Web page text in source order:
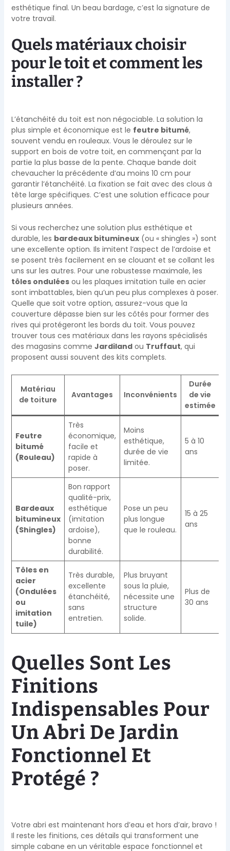
esthétique final. Un beau bardage, c’est la signature de
votre travail.
Quels matériaux choisir
pour le toit et comment les
installer ?
L’étanchéité du toit est non négociable. La solution la
plus simple et économique est le feutre bitumé,
souvent vendu en rouleaux. Vous le déroulez sur le
support en bois de votre toit, en commençant par la
partie la plus basse de la pente. Chaque bande doit
chevaucher la précédente d’au moins 10 cm pour
garantir l’étanchéité. La fixation se fait avec des clous à
tête large spécifiques. C’est une solution efficace pour
plusieurs années.
Si vous recherchez une solution plus esthétique et
durable, les bardeaux bitumineux(ou « shingles ») sont
une excellente option. Ils imitent l’aspect de l’ardoise et
se posent très facilement en se clouant et se collant les
uns sur les autres. Pour une robustesse maximale, les
tôles onduléesou les plaques imitation tuile en acier
sont imbattables, bien qu’un peu plus complexes à poser.
Quelle que soit votre option, assurez-vous que la
couverture dépasse bien sur les côtés pour former des
rives qui protégeront les bords du toit. Vous pouvez
trouver tous ces matériaux dans les rayons spécialisés
des magasins comme Jardilandou Truffaut, qui
proposent aussi souvent des kits complets.
Matériau
de toiture
Avantages Inconvénients
Durée
de vie
estimée
Feutre
bitumé
(Rouleau)
Très
économique,
facile et
rapide à
poser.
Moins
esthétique,
durée de vie
limitée.
5 à 10
ans
Bardeaux
bitumineux
(Shingles)
Bon rapport
qualité-prix,
esthétique
(imitation
ardoise),
bonne
durabilité.
Pose un peu
plus longue
que le rouleau.
15 à 25
ans
Tôles en
acier
(Ondulées
ou
imitation
tuile)
Très durable,
excellente
étanchéité,
sans
entretien.
Plus bruyant
sous la pluie,
nécessite une
structure
solide.
Plus de
30 ans
Quelles Sont Les
Finitions
Indispensables Pour
Un Abri De Jardin
Fonctionnel Et
Protégé ?
Votre abri est maintenant hors d’eau et hors d’air, bravo !
Il reste les finitions, ces détails qui transforment une
simple cabane en un véritable espace fonctionnel et